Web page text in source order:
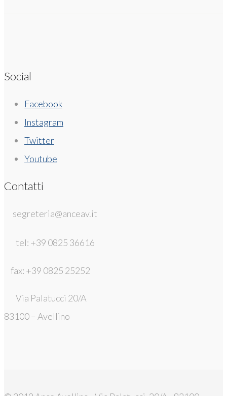
Social
Facebook
Instagram
Twitter
Youtube
Contatti
segreteria@anceav.it
tel: +39 0825 36616
fax: +39 0825 25252
Via Palatucci 20/A
83100 – Avellino